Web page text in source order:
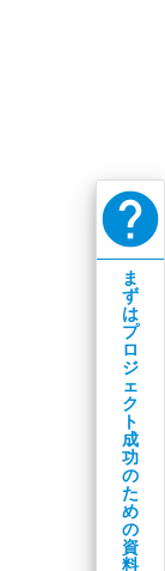
help
ま
ず
は
プ
ロ
ジ
ェ
ク
ト
成
功
の
た
め
の
資
料